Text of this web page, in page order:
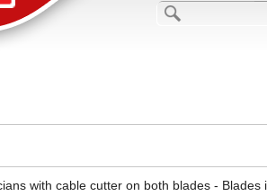
with cable cutter on both blades - Blades